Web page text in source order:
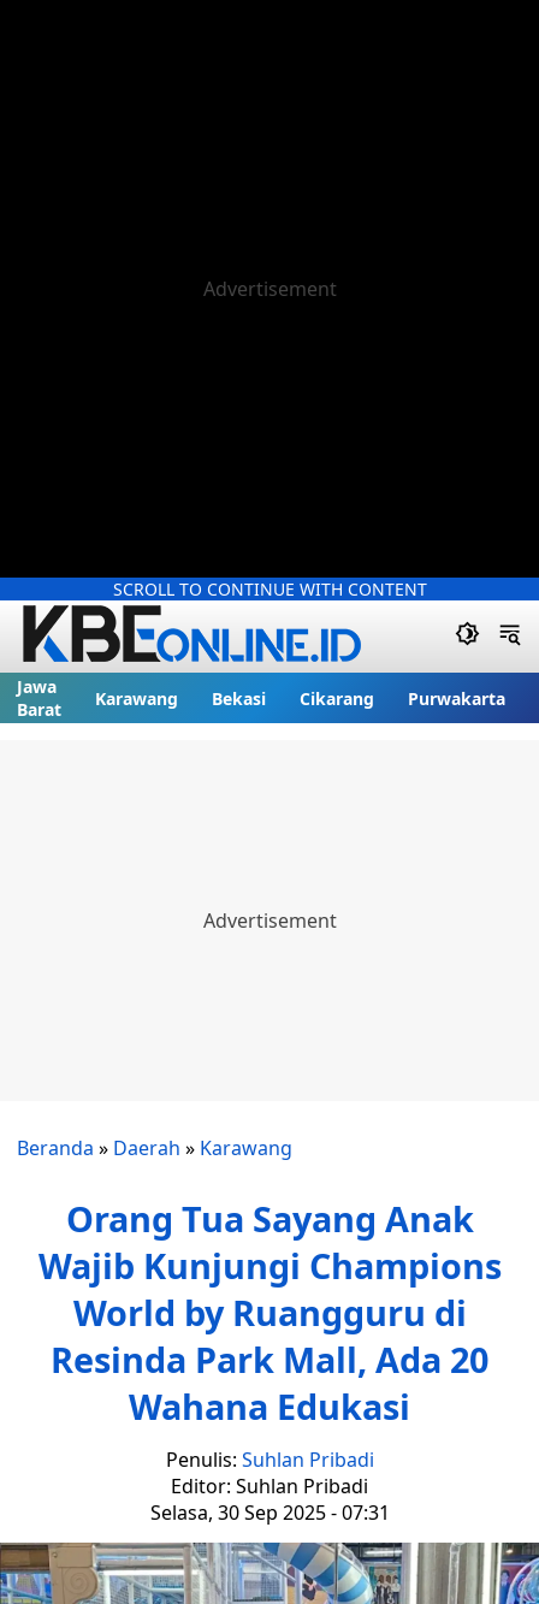
SCROLL TO CONTINUE WITH CONTENT
Jawa
Barat
Karawang Bekasi Cikarang Purwakarta
Beranda » Daerah » Karawang
‎Orang Tua Sayang Anak
Wajib Kunjungi Champions
World by Ruangguru di
Resinda Park Mall, Ada 20
Wahana Edukasi
Penulis: Suhlan Pribadi
Editor: Suhlan Pribadi
Selasa, 30 Sep 2025 - 07:31